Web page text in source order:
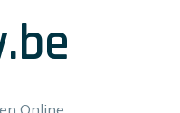
Online